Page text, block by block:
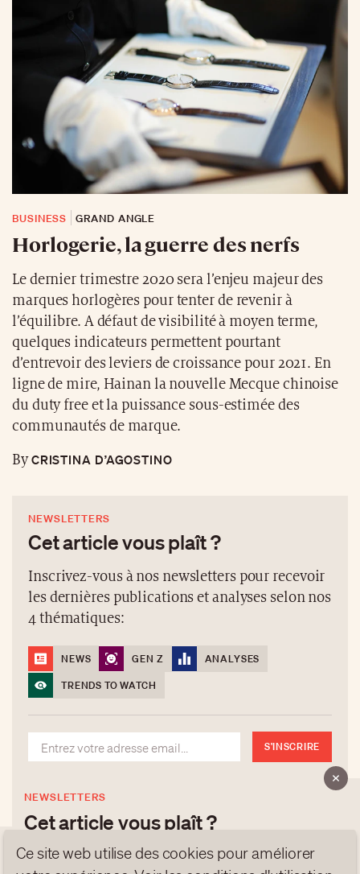
BUSINESS GRAND ANGLE
Horlogerie, la guerre des nerfs
Le dernier trimestre 2020 sera l’enjeu majeur des
marques horlogères pour tenter de revenir à
l’équilibre. A défaut de visibilité à moyen terme,
quelques indicateurs permettent pourtant
d’entrevoir des leviers de croissance pour 2021. En
ligne de mire, Hainan la nouvelle Mecque chinoise
du duty free et la puissance sous-estimée des
communautés de marque.
ByCRISTINA D’AGOSTINO
NEWSLETTERS
Cet article vous plaît ?
Inscrivez-vous à nos newsletters pour recevoir
les dernières publications et analyses selon nos
4 thématiques:
NEWS GEN Z
ANALYSES
TRENDS TO WATCH
S'INSCRIRE
NEWSLETTERS
Cet article vous plaît ?
Inscrivez-vous à nos newsletters pour recevoir les
Ce site web utilise des cookies pour améliorer